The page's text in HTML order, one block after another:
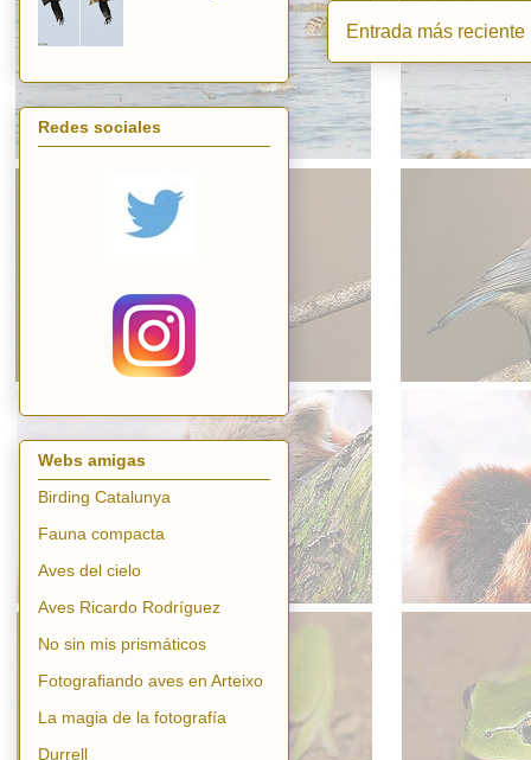
Entrada más reciente
Redes sociales
Webs amigas
Birding Catalunya
Fauna compacta
Aves del cielo
Aves Ricardo Rodríguez
No sin mis prismáticos
Fotografiando aves en Arteixo
La magia de la fotografía
Durrell